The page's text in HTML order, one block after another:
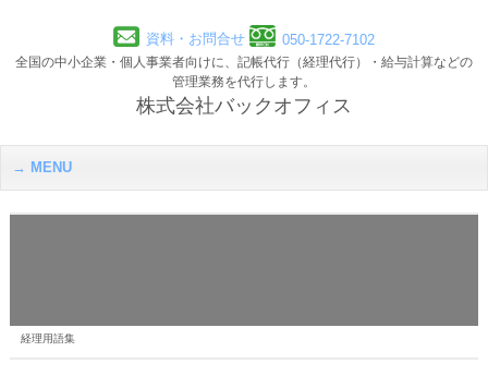
資料・お問合せ 050-1722-7102
全国の中小企業・個人事業者向けに、記帳代行（経理代行）・給与計算などの
管理業務を代行します。
株式会社バックオフィス
MENU
経理用語集